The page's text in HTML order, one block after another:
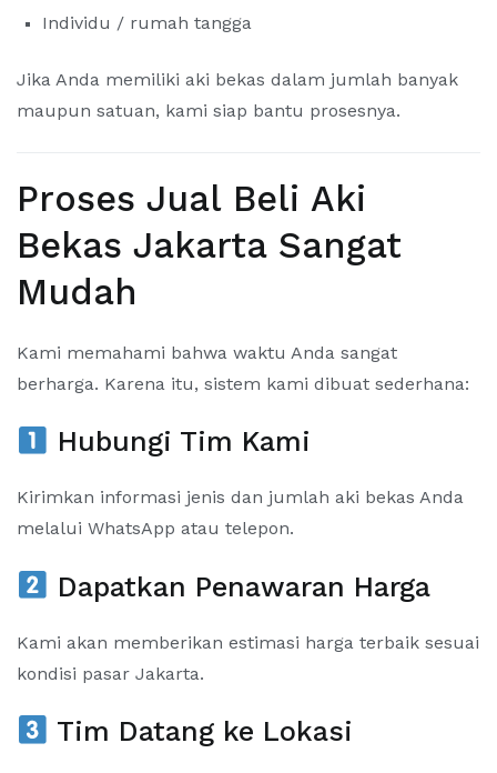
Individu / rumah tangga
Jika Anda memiliki aki bekas dalam jumlah banyak
maupun satuan, kami siap bantu prosesnya.
Proses Jual Beli Aki
Bekas Jakarta Sangat
Mudah
Kami memahami bahwa waktu Anda sangat
berharga. Karena itu, sistem kami dibuat sederhana:
Hubungi Tim Kami
Kirimkan informasi jenis dan jumlah aki bekas Anda
melalui WhatsApp atau telepon.
Dapatkan Penawaran Harga
Kami akan memberikan estimasi harga terbaik sesuai
kondisi pasar Jakarta.
Tim Datang ke Lokasi